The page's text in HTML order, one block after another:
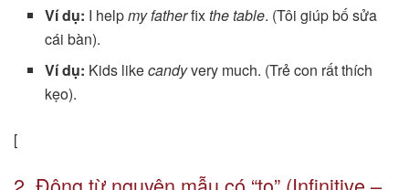
Ví dụ: I helpmy fatherfixthe table. (Tôi giúp bố sửa
cái bàn).
Ví dụ: Kids likecandyvery much. (Trẻ con rất thích
kẹo).
[